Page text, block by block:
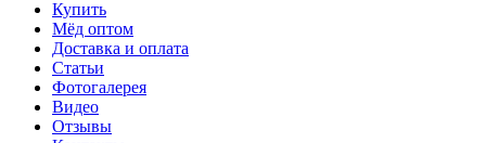
Купить
Мёд оптом
Доставка и оплата
Статьи
Фотогалерея
Видео
Отзывы